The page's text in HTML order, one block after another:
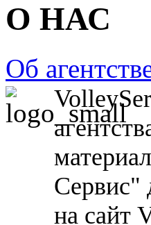
О НАС
Об
Сервис"
на сайт